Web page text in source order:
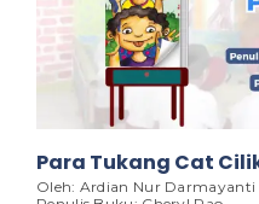
Para Tukang Cat
Oleh: Ardian Nur Darmayanti